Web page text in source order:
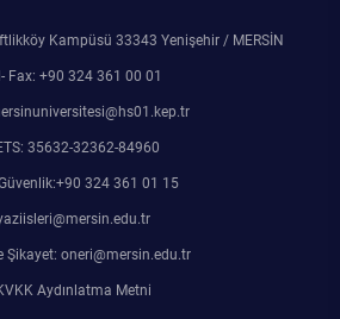
Kampüsü 33343 Yenişehir / MERSİN
Fax: +90 324 361 00 01
35632-32362-84960
324 361 01 15
Şikayet: oneri@mersin.edu.tr
Aydınlatma Metni